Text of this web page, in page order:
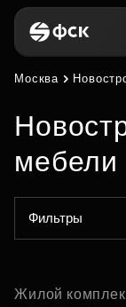
Москва
мебели
Фильтры
Жилой